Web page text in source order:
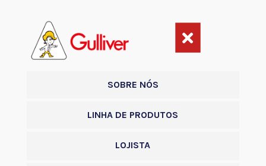

SOBRE NÓS
LINHA DE PRODUTOS
LOJISTA